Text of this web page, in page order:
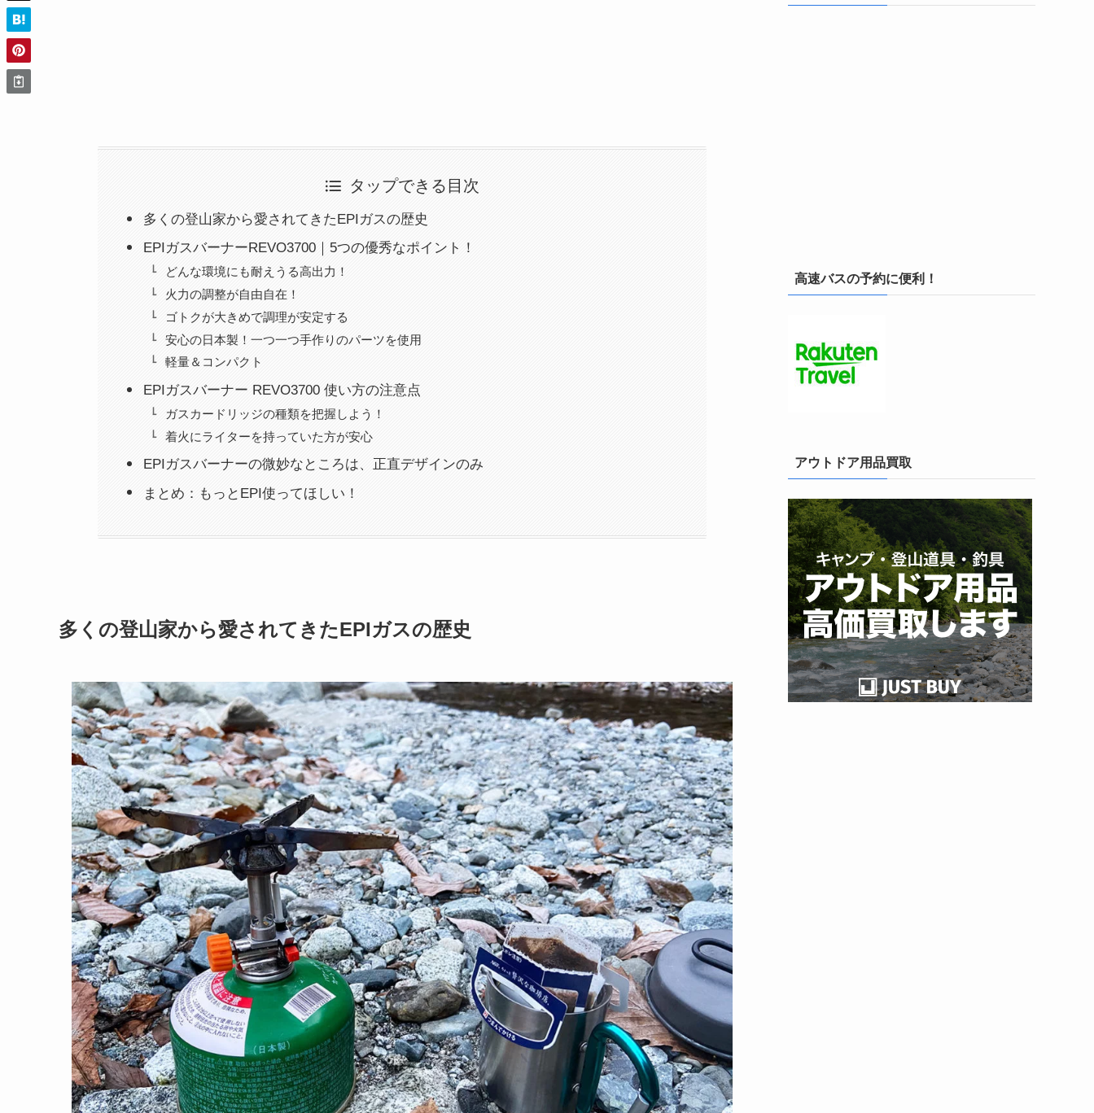
タップできる目次
多くの登山家から愛されてきたEPIガスの歴史
EPIガスバーナーREVO3700｜5つの優秀なポイント！
どんな環境にも耐えうる高出力！
火力の調整が自由自在！
ゴトクが大きめで調理が安定する
安心の日本製！一つ一つ手作りのパーツを使用
軽量＆コンパクト
EPIガスバーナー REVO3700 使い方の注意点
ガスカードリッジの種類を把握しよう！
着火にライターを持っていた方が安心
EPIガスバーナーの微妙なところは、正直デザインのみ
まとめ：もっとEPI使ってほしい！
多くの登山家から愛されてきたEPIガスの歴史
高速バスの予約に便利！
アウトドア用品買取